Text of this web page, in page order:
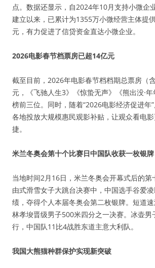
点。数据还显示，自2024年10月支持小微企
建立以来，已累计为1355万小微经营主体提
元，有力促进了信贷资金直达小微企业。
2026电影春节档票房已超14亿元
截至目前，2026年电影春节档档期总票房（
元，《飞驰人生3》《惊蛰无声》《熊出没·
榜前三位。同时，随着“2026电影经济促进年
各地投放大规模惠民观影补贴，让观众看电
捷。
米兰冬奥会第十个比赛日中国队收获一枚银牌
当地时间2月16日，米兰冬奥会开幕式后的第
由式滑雪女子大跳台决赛中，中国选手谷爱
绩，夺得个人本届冬奥会第二枚银牌。短道速
林孝埈晋级男子500米四分之一决赛。冰壶男
行，中国队11比4战胜东道主意大利队。
我国大熊猫种群保护实现新突破